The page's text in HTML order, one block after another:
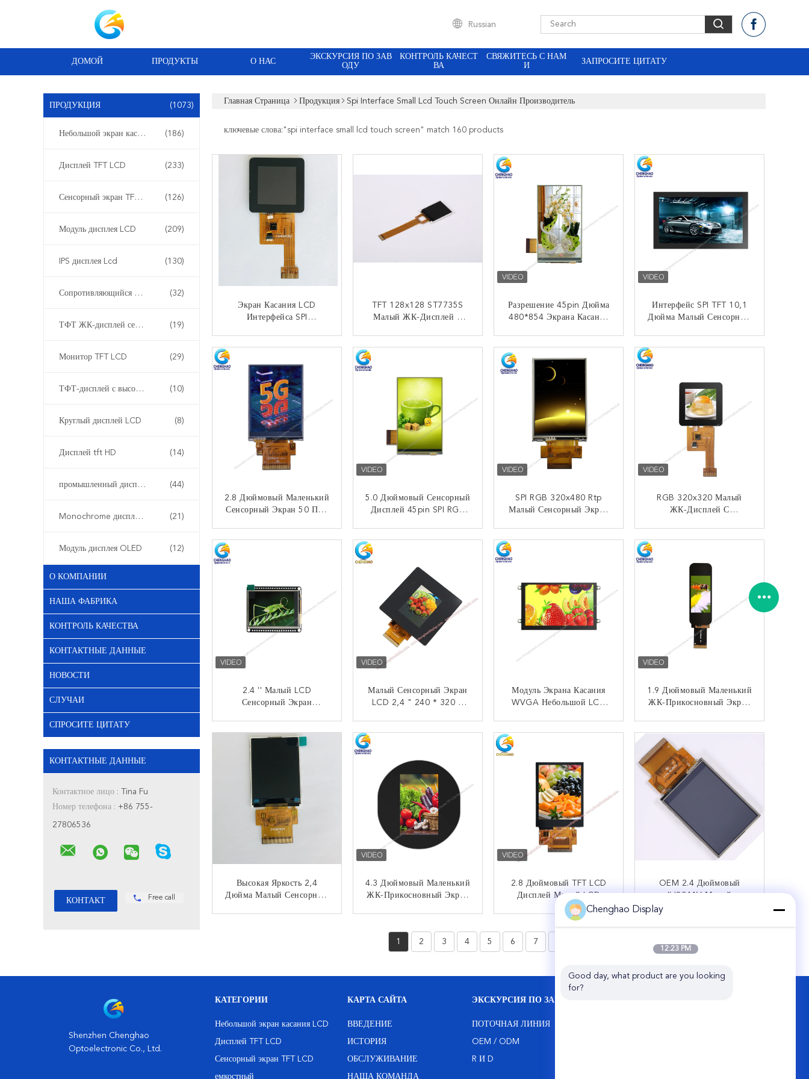
Russian
ДОМОЙ ПРОДУКТЫ О НАС
ЭКСКУРСИЯ ПО ЗАВ
ОДУ
КОНТРОЛЬ КАЧЕСТ
ВА
СВЯЖИТЕСЬ С НАМ
И
ЗАПРОСИТЕ ЦИТАТУ
ПРОДУКЦИЯ (1073)
Небольшой экран касания LCD (186)
Дисплей TFT LCD (233)
Сенсорный экран TFT LCD емкостный (126)
Модуль дисплея LCD (209)
IPS дисплея Lcd (130)
Сопротивляющийся дисплей LCD (32)
ТФТ ЖК-дисплей сенсорный (19)
Монитор TFT LCD (29)
ТФТ-дисплей с высокой яркостью (10)
Круглый дисплей LCD (8)
Дисплей tft HD (14)
промышленный дисплей LCD (44)
Monochrome дисплей LCD (21)
Модуль дисплея OLED (12)
О КОМПАНИИ
НАША ФАБРИКА
КОНТРОЛЬ КАЧЕСТВА
КОНТАКТНЫЕ ДАННЫЕ
НОВОСТИ
СЛУЧАИ
СПРОСИТЕ ЦИТАТУ
КОНТАКТНЫЕ ДАННЫЕ
Контактное лицо : Tina Fu
Номер телефона : +86 755-
27806536
Free call
Главная Страница Продукция Spi Interface Small Lcd Touch Screen Онлайн Производитель
ключевые слова:" spi interface small lcd touch screen " match 160 products
Экран Касания LCD
Интерфейса SPI
КОНТАКТ
TFT 128x128 ST7735S
Малый ЖК-Дисплей С
КОНТАКТ
Разрешение 45pin Дюйма
480*854 Экрана Касания
КОНТАКТ
Интерфейс SPI TFT 10,1
Дюйма Малый Сенсорный
КОНТАКТ
2.8 Дюймовый Маленький
Сенсорный Экран 50 Пин
КОНТАКТ
5.0 Дюймовый Сенсорный
Дисплей 45pin SPI RGB
КОНТАКТ
SPI RGB 320x480 Rtp
Малый Сенсорный Экран
КОНТАКТ
RGB 320x320 Малый
ЖК-Дисплей С
Битным Интерфейсом SPI
КОНТАКТ
2.4 '' Малый LCD
Сенсорный Экран
Управления
КОНТАКТ
Малый Сенсорный Экран
LCD 2,4 " 240 * 320 С
КОНТАКТ
Модуль Экрана Касания
WVGA Небольшой LCD
КОНТАКТ
1.9 Дюймовый Маленький
ЖК-Прикосновный Экран
КОНТАКТ
Высокая Яркость 2,4
Дюйма Малый Сенсорный
4.3 Дюймовый Маленький
ЖК-Прикосновный Экран
CTP
2.8 Дюймовый TFT LCD
Дисплей Малый LCD
Сенсорный Экран С
Расширенной Емкостной
Сенсорной Панелью
OEM 2.4 Дюймовый
ILI9341V Малый
Сенсорный Экран С ЖК-
1 2 3 4 5 6 7
Shenzhen Chenghao
Optoelectronic Co., Ltd.
КАТЕГОРИИ
Небольшой экран касания LCD
Дисплей TFT LCD
Сенсорный экран TFT LCD
емкостный
КАРТА САЙТА
ВВЕДЕНИЕ
ИСТОРИЯ
ОБСЛУЖИВАНИЕ
НАША КОМАНДА
ЭКСКУРСИЯ ПО ЗАВОДУ
ПОТОЧНАЯ ЛИНИЯ
OEM / ODM
R И D
Chenghao Display
12:23 PM
Good day, what product are you looking
for?